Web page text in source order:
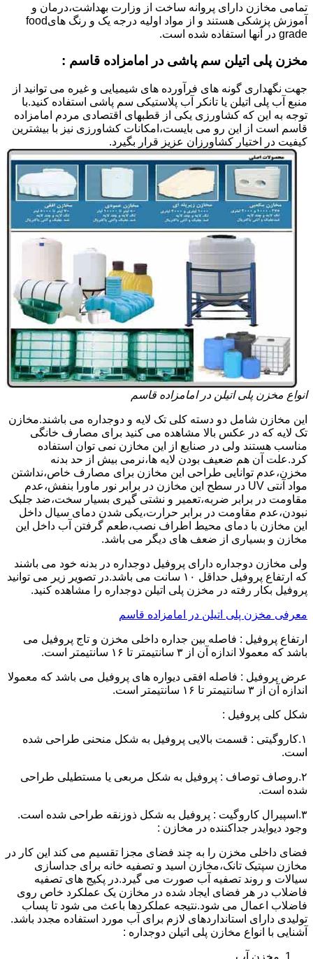
تمامی مخازن دارای پروانه ساخت از وزارت بهداشت،درمان و
آموزش پزشکی هستند و از مواد اولیه درجه یک و رنگ هایfood
grade در آنها استفاده شده است.
مخزن پلی اتیلن سم پاشی در امامزاده قاسم :
جهت نگهداری گونه های فرآورده های شیمیایی و غیره می توانید از
منبع آب پلی اتیلن یا تانکر آب پلاستیکی سم پاشی استفاده کنید.با
توجه به این که کشاورزی یکی از قطبهای اقتصادی مردم امامزاده
قاسم است از این رو می بایست،امکانات کشاورزی نیز با بیشترین
کیفیت در اختیار کشاورزان عزیز قرار بگیرد.
انواع مخزن پلی اتیلن در امامزاده قاسم
این مخازن شامل دو دسته کلی تک لایه و دوجداره می باشند.مخازن
تک لایه که در عکس بالا مشاهده می کنید برای مصارف خانگی
مناسب هستند ولی در صنایع از این مخازن نمی توان استفاده
کرد.علت آن هم ضعیف بودن لایه ها،نرمی بیش از حد بدنه
مخزن،عدم توانایی طراحی این مخازن برای مصارف خاص،نداشتن
مواد آنتی UV در سطح این مخازن در برابر نور ماورا بنفش،عدم
مقاومت در برابر ضربه،تعمیر و نشتی گیری بسیار سخت،ضد جلبک
نبودن،عدم مقاومت در برابر حرارت،یکی شدن دمای سیال داخل
این مخازن با دمای محیط اطراف نصب،طعم گرفتن آب داخل این
مخازن و بسیاری از ضعف های دیگر می باشد.
ولی مخازن دوجداره دارای پروفیل دوجداره در بدنه خود می باشند
که ارتفاع پروفیل حداقل ۱۰ سانت می باشد.در تصویر زیر می توانید
پروفیل بکار رفته در مخزن پلی اتیلن دوجداره را مشاهده کنید.
معرفی مخزن پلی اتیلن در امامزاده قاسم
ارتفاع پروفیل : فاصله بین جداره داخلی مخزن و تاج پروفیل می
باشد که معمولا اندازه آن از ۳ سانتیمتر تا ۱۶ سانتیمتر است.
عرض پروفیل : فاصله افقی دیواره های پروفیل می باشد که معمولا
اندازه آن از ۳ سانتیمتر تا ۱۶ سانتیمتر است.
شکل کلی پروفیل :
۱.کاروگیتی : قسمت بالایی پروفیل به شکل منحنی طراحی شده
است.
۲.روصاف توصاف : پروفیل به شکل مربعی یا مستطیلی طراحی
شده است.
۳.اسپیرال کاروگیت : پروفیل به شکل ذوزنقه طراحی شده است.
وجود دیوایدر جداکننده در مخازن :
فضای داخلی مخزن را به چند فضای مجزا تقسیم می کند این کار در
مخازن سپتیک تانک،مخازن اسید و تصفیه خانه برای جداسازی
سیالات و روند تصفیه آب صورت می گیرد.در پکیج های تصفیه
فاضلاب در هر فضای ایجاد شده در مخازن یک عملکرد خاص روی
فاضلاب اعمال می شود.نتیجه عملکردها باعث می شود تا پساب
تولیدی دارای استانداردهای لازم برای آب مورد استفاده مجدد باشد.
آشنایی با انواع مخازن پلی اتیلن دوجداره :
مخزن آب